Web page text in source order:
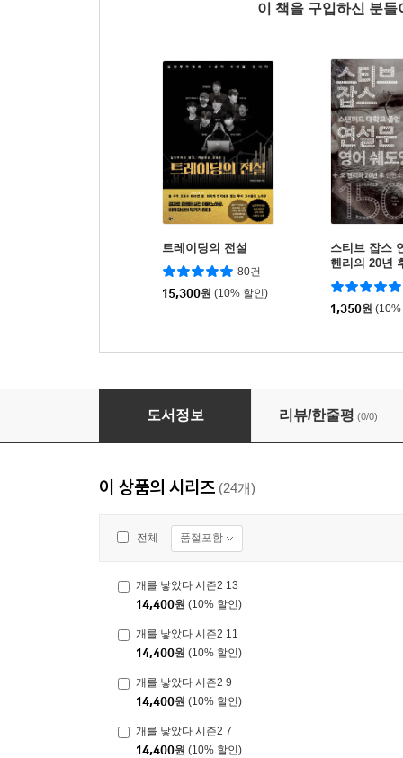
이 책을 구입하신 분
트레이딩의 전설
80건
15,300원 (10% 할인)
스티브 잡스
헨리의 20년
1,350원 (10%
개를 낳았다 시즌2 12
도서정보 리뷰/한줄평 (0/0)
이 상품의 시리즈 (24개)
전체 품절포함
개를 낳았다 시즌2 13
14,400원 (10% 할인)
개를 낳았다 시즌2 11
14,400원 (10% 할인)
개를 낳았다 시즌2 9
14,400원 (10% 할인)
개를 낳았다 시즌2 7
14,400원 (10% 할인)